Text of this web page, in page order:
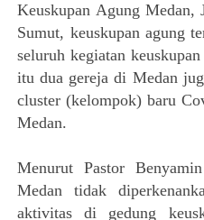
Keuskupan Agung
Sumut, keuskupan agung
seluruh kegiatan
itu dua gereja di Medan
cluster (kelompok) baru
Medan.
Menurut Pastor
Medan tidak
aktivitas di gedung